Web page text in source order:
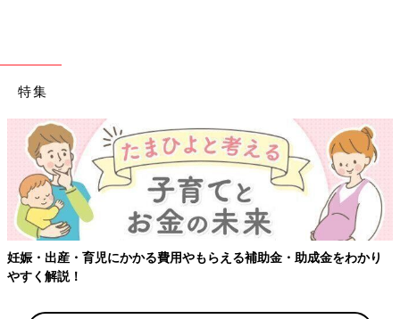
特集
妊娠・出産・育児にかかる費用やもらえる補助金・助成金をわかり
やすく解説！